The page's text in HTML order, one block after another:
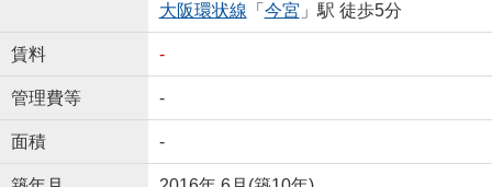
大阪環状線 「 今宮 」駅 徒歩5分
賃料 -
管理費等 -
面積 -